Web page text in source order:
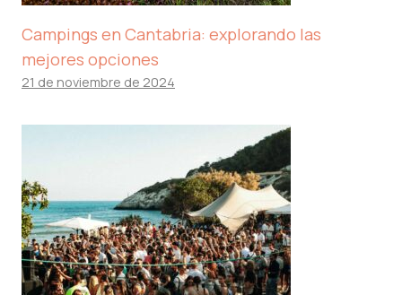
Campings en Cantabria: explorando las
mejores opciones
21 de noviembre de 2024